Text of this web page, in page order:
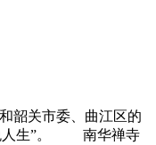
韶关市委、曲江区的
人生”。 南华禅寺